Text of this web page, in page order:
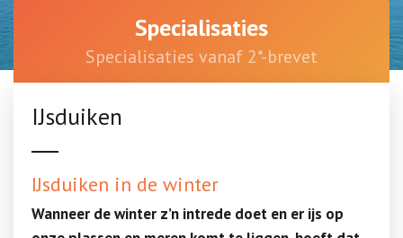
Specialisaties
Specialisaties vanaf 2*-brevet
IJsduiken
IJsduiken in de winter
Wanneer de winter z’n intrede doet en er ijs op